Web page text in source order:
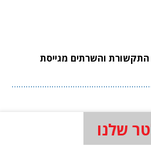
והשרתים מגייסת
שלנו